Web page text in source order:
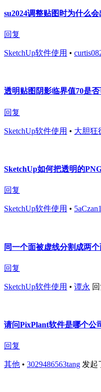
su2024调整贴图时为什么
回复
SketchUp软件使用 •
透明贴图阴影临界值70是否
回复
SketchUp软件使用 • 大胆狂
SketchUp如何把透明的
回复
SketchUp软件使用 •
同一个面被虚线分割成两
回复
SketchUp软件使用 • 谭永
请问PixPlant软件是哪个公
回复
其他 • 3029486563tang 发起